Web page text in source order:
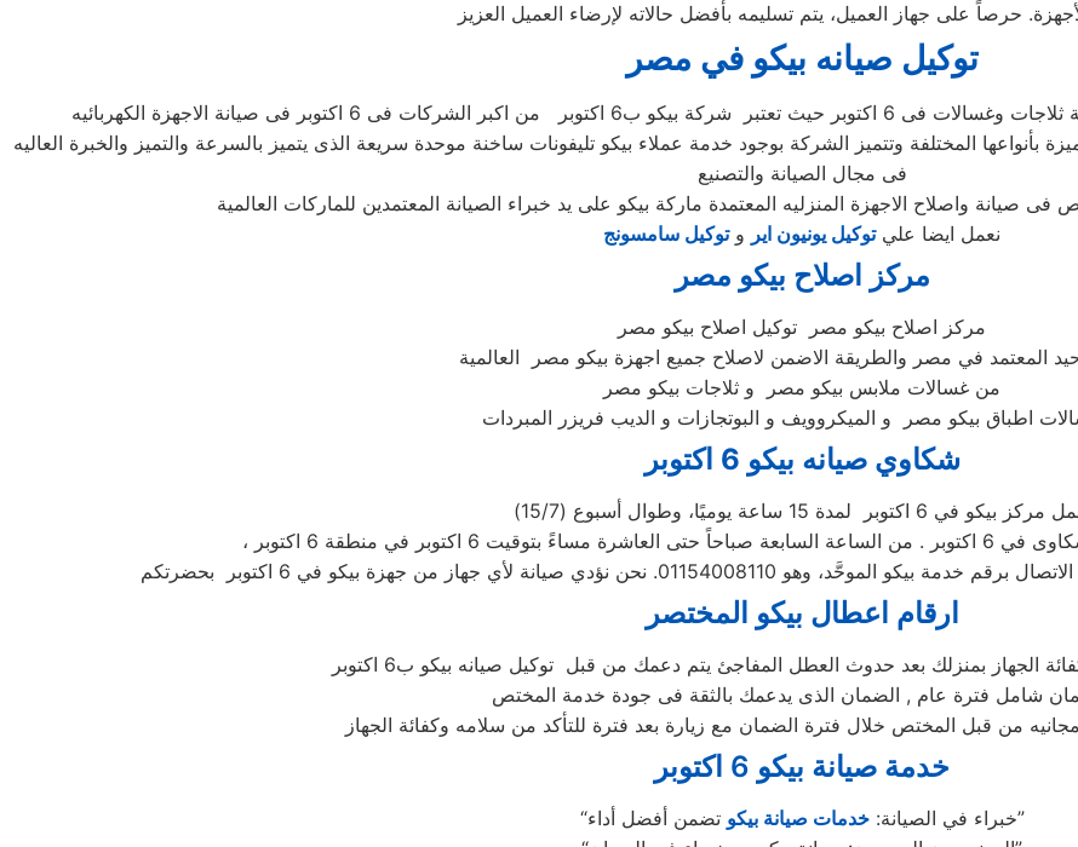
توكيل صيانه بيكو في مصر
بأنواعها المختلفة وتتميز الشركة بوجود خدمة عملاء بيكو تليفونات ساخنة موحدة سريعة الذى يتميز بالسرعة والتميز والخبرة العاليه
فى مجال الصيانة والتصنيع
نعمل ايضا عليتوكيل يونيون اير وتوكيل سامسونج
مركز اصلاح بيكو مصر
مركز اصلاح بيكو مصر توكيل اصلاح بيكو مصر
المعتمد في مصر والطريقة الاضمن لاصلاح جميع اجهزة بيكو مصر العالمية
من غسالات ملابس بيكو مصر و ثلاجات بيكو مصر
شكاوي صيانه بيكو 6 اكتوبر
بيكو في 6 اكتوبر لمدة 15 ساعة يوميًا، وطوال أسبوع (15/7)
ارقام اعطال بيكو المختصر
الجهاز بمنزلك بعد حدوث العطل المفاجئ يتم دعمك من قبل توكيل صيانه بيكو ب6 اكتوبر
خدمة صيانة بيكو 6 اكتوبر
“خبراء في الصيانة:خدمات صيانة بيكو
تضمن أفضل أداء”